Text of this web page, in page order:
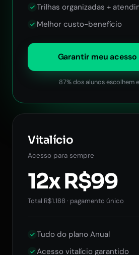
Trilhas organizadas +
Melhor custo-benefício
Garantir meu acesso
87% dos alunos escolhem
Vitalício
Acesso para sempre
12x R$99
Total R$1.188 · pagamento único
Tudo do plano Anual
Acesso vitalício garantido